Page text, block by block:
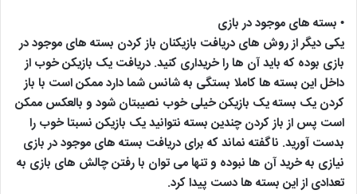
• بسته های موجود در بازی
یکی دیگر از روش های دریافت بازیکنان باز کردن بسته های موجود در
بازی بوده که باید آن ها را خریداری کنید. دریافت یک بازیکن خوب از
داخل این بسته ها کاملا بستگی به شانس شما دارد ممکن است با باز
کردن یک بسته یک بازیکن خیلی خوب نصیبتان شود و بالعکس ممکن
است پس از باز کردن چندین بسته نتوانید یک بازیکن نسبتا خوب را
بدست آورید. ناگفته نماند که برای دریافت بسته های موجود در بازی
نیازی به خرید آن ها نبوده و تنها می توان با رفتن چالش های بازی به
تعدادی از این بسته ها دست پیدا کرد.